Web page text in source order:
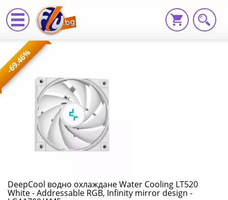
DeepCool
водно
охлаждане
Water
Cooling
LT520
-
-69.46%
DeepCool водно охлаждане Water Cooling LT520
White - Addressable RGB, Infinity mirror design -